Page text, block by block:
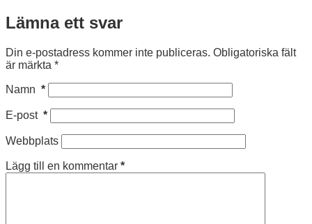
Lämna ett svar
Din e-postadress kommer inte publiceras. Obligatoriska fält
är märkta *
Namn *
E-post *
Webbplats
Lägg till en kommentar *